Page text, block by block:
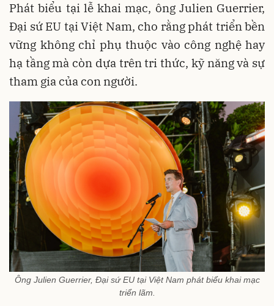
Phát biểu tại lễ khai mạc, ông Julien Guerrier,
Đại sứ EU tại Việt Nam, cho rằng phát triển bền
vững không chỉ phụ thuộc vào công nghệ hay
hạ tầng mà còn dựa trên tri thức, kỹ năng và sự
tham gia của con người.
Ông Julien Guerrier, Đại sứ EU tại Việt Nam phát biểu khai mạc
triển lãm.